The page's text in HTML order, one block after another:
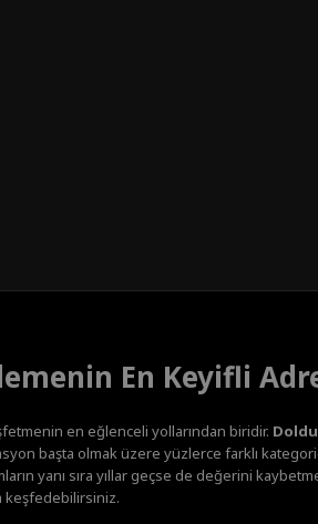
En Keyifli
en eğlenceli yollarından biridir.
başta olmak üzere yüzlerce farklı
yanı sıra yıllar geçse de değerini
keşfedebilirsiniz.